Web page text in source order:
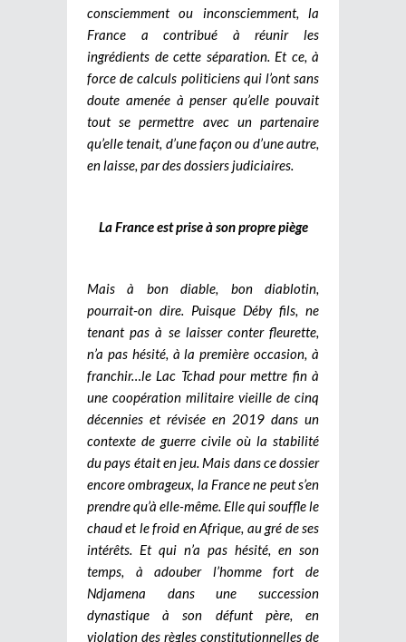
consciemment ou inconsciemment, la
France a contribué à réunir les
ingrédients de cette séparation. Et ce, à
force de calculs politiciens qui l’ont sans
doute amenée à penser qu’elle pouvait
tout se permettre avec un partenaire
qu’elle tenait, d’une façon ou d’une autre,
en laisse, par des dossiers judiciaires.
La France est prise à son propre piège
Mais à bon diable, bon diablotin,
pourrait-on dire. Puisque Déby fils, ne
tenant pas à se laisser conter fleurette,
n’a pas hésité, à la première occasion, à
franchir…le Lac Tchad pour mettre fin à
une coopération militaire vieille de cinq
décennies et révisée en 2019 dans un
contexte de guerre civile où la stabilité
du pays était en jeu. Mais dans ce dossier
encore ombrageux, la France ne peut s’en
prendre qu’à elle-même. Elle qui souffle le
chaud et le froid en Afrique, au gré de ses
intérêts. Et qui n’a pas hésité, en son
temps, à adouber l’homme fort de
Ndjamena dans une succession
dynastique à son défunt père, en
violation des règles constitutionnelles de